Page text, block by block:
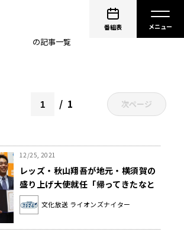
番組表
の記事一覧
1 次ページ
12/25, 2021
レッズ・秋山翔吾が地元・横須賀の
盛り上げ大使就任「帰ってきたなと
思える場所」(ライオンズナイター)
文化放送 ライオンズナイター